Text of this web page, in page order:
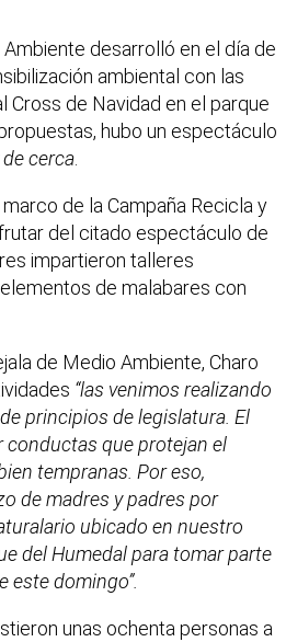
desarrolló en el día de
ambiental con las
Cross de Navidad en el parque
hubo un espectáculo
cerca.
de la Campaña Recicla y
del citado espectáculo de
impartieron talleres
de malabares con
de Medio Ambiente, Charo
“las venimos realizando
principios de legislatura. El
conductas que protejan el
tempranas. Por eso,
de madres y padres por
ubicado en nuestro
del Humedal para tomar parte
este domingo”.
unas ochenta personas a